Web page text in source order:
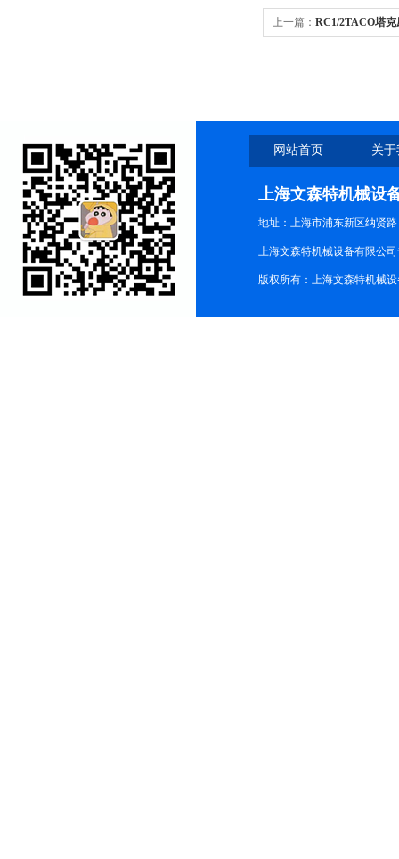
上一篇： RC1/2TACO塔克
网站首页 关
上海文森特机械设
地址：上海市浦东新区纳贤路
上海文森特机械设备有限公
版权所有：上海文森特机械